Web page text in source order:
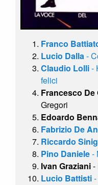
Franco
Lucio Dalla-
Claudio Lolli-
felici
Francesco De
Gregori
Edoardo
Fabrizio De
Riccardo
Pino Daniele-
Ivan Graziani-
Lucio Battisti